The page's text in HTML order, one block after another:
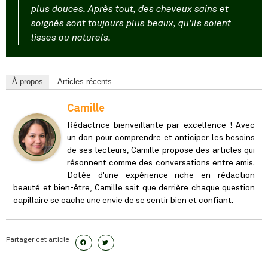
plus douces. Après tout, des cheveux sains et
soignés sont toujours plus beaux, qu’ils soient
lisses ou naturels.
À propos Articles récents
Camille
Rédactrice bienveillante par excellence ! Avec
un don pour comprendre et anticiper les besoins
de ses lecteurs, Camille propose des articles qui
résonnent comme des conversations entre amis.
Dotée d'une expérience riche en rédaction
beauté et bien-être, Camille sait que derrière chaque question
capillaire se cache une envie de se sentir bien et confiant.
Partager cet article